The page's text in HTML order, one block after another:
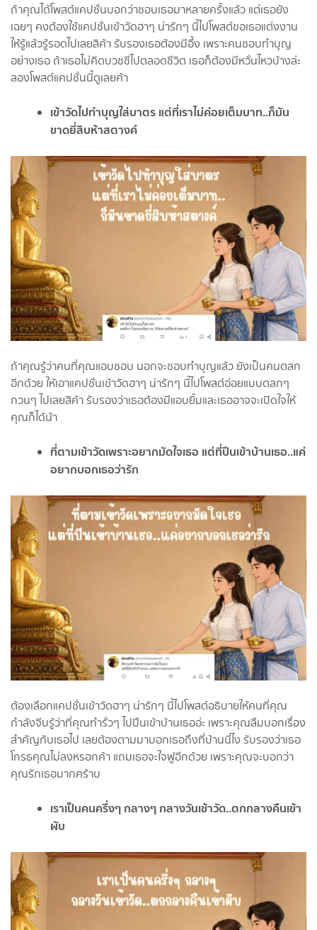
ถ้าคุณได้โพสต์แคปชั่นบอกว่าชอบเธอมาหลายครั้งแล้ว แต่เธอยัง
เฉยๆ คงต้องใช้แคปชั่นเข้าวัดฮาๆ น่ารักๆ นี้ไปโพสต์ขอเธอแต่งงาน
ให้รู้แล้วรู้รอดไปเลยสิค้า รับรองเธอต้องมีอึ้ง เพราะคนชอบทำบุญ
อย่างเธอ ถ้าเธอไม่คิดบวชชีไปตลอดชีวิต เธอก็ต้องมีหวั่นไหวบ้างล่ะ
ลองโพสต์แคปชั่นนี้ดูเลยค้า
เข้าวัดไปทำบุญใส่บาตร แต่ที่เราไม่ค่อยเต็มบาท..ก็มัน
ขาดยี่สิบห้าสตางค์
ถ้าคุณรู้ว่าคนที่คุณแอบชอบ นอกจะชอบทำบุญแล้ว ยังเป็นคนตลก
อีกด้วย ให้เอาแคปชั่นเข้าวัดฮาๆ น่ารักๆ นี้ไปโพสต์อ่อยแบบตลกๆ
กวนๆ ไปเลยสิค้า รับรองว่าเธอต้องมีแอบยิ้มและเธออาจจะเปิดใจให้
คุณก็ได้น้า
ที่ตามเข้าวัดเพราะอยากมัดใจเธอ แต่ที่ปีนเข้าบ้านเธอ..แค่
อยากบอกเธอว่ารัก
ต้องเลือกแคปชั่นเข้าวัดฮาๆ น่ารักๆ นี้ไปโพสต์อธิบายให้คนที่คุณ
กำลังจีบรู้ว่าที่คุณทำรั่วๆ ไปปีนเข้าบ้านเธออ่ะ เพราะคุณลืมบอกเรื่อง
สำคัญกับเธอไป เลยต้องตามมาบอกเธอถึงที่บ้านนี่ไง รับรองว่าเธอ
โกรธคุณไม่ลงหรอกค้า แถมเธอจะใจฟูอีกด้วย เพราะคุณจะบอกว่า
คุณรักเธอมากคร้าบ
เราเป็นคนครึ่งๆ กลางๆ กลางวันเข้าวัด..ตกกลางคืนเข้า
ผับ